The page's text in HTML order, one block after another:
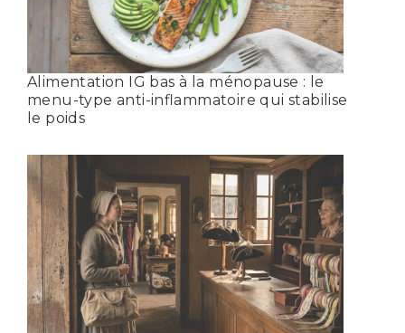
Alimentation IG bas à la ménopause : le
menu-type anti-inflammatoire qui stabilise
le poids